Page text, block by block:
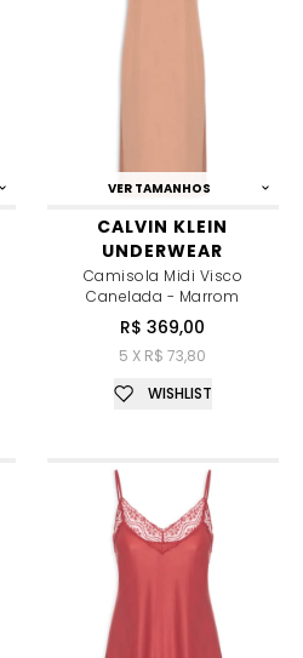
VER TAMANHOS
CALVIN KLEIN
UNDERWEAR
Camisola Midi Visco
Canelada - Marrom
R$ 369,00
5 X R$ 73,80
WISHLIST